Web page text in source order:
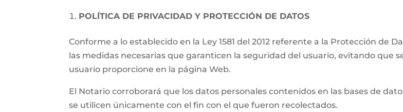
POLÍTICA DE PRIVACIDAD Y PROTECCIÓN DE DATOS
Conforme a lo establecido en la Ley 1581 del 2012 referente a la Protección de
las medidas necesarias que garanticen la seguridad del usuario, evitando que
usuario proporcione en la página Web.
El Notario corroborará que los datos personales contenidos en las bases de
se utilicen únicamente con el fin con el que fueron recolectados.